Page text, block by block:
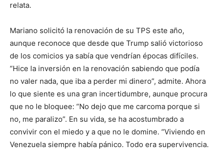
relata.
Mariano solicitó la renovación de su TPS este año,
aunque reconoce que desde que Trump salió victorioso
de los comicios ya sabía que vendrían épocas difíciles.
“Hice la inversión en la renovación sabiendo que podía
no valer nada, que iba a perder mi dinero”, admite. Ahora
lo que siente es una gran incertidumbre, aunque procura
que no le bloquee: “No dejo que me carcoma porque si
no, me paralizo”. En su vida, se ha acostumbrado a
convivir con el miedo y a que no le domine. “Viviendo en
Venezuela siempre había pánico. Todo era supervivencia.